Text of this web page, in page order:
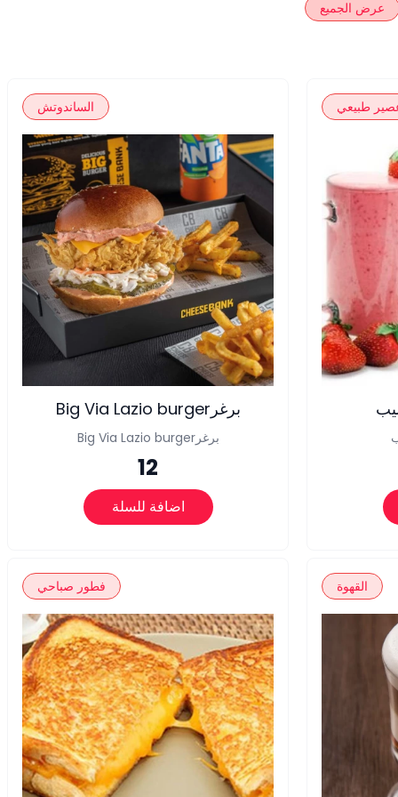
عرض الجميع
الساندوتش
Big Via Lazio burgerبرغر
Big Via Lazio burgerبرغر
12
اضافة للسلة
فطور صباحي
طبيعي
القهوة